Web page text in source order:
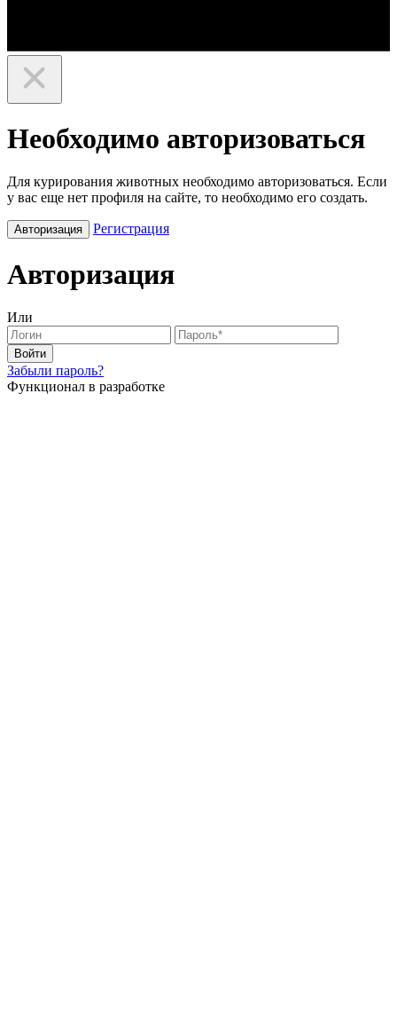
Необходимо авторизоваться
Для курирования животных необходимо авторизоваться. Если
у вас еще нет профиля на сайте, то необходимо его создать.
Авторизация Регистрация
Авторизация
Или
Войти
Забыли пароль?
Функционал в разработке